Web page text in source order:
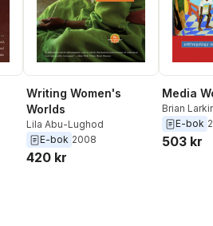
Writing Women's
Worlds
Lila Abu-Lughod
E-bok 2008
420 kr
Media
Brian
Lughod,
E-bok
503 kr